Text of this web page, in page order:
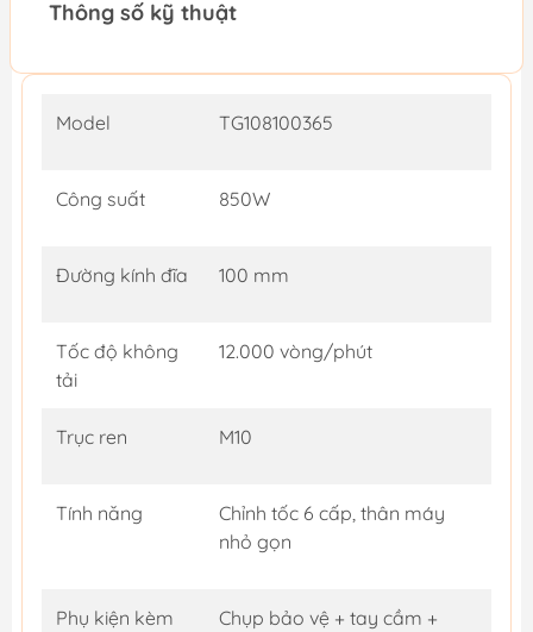
Thông số kỹ thuật
Model TG108100365
Công suất 850W
Đường kính đĩa 100 mm
Tốc độ không
tải
12.000 vòng/phút
Trục ren M10
Tính năng
Chỉnh tốc 6 cấp, thân máy
nhỏ gọn
Phụ kiện kèm
Chụp bảo vệ + tay cầm +